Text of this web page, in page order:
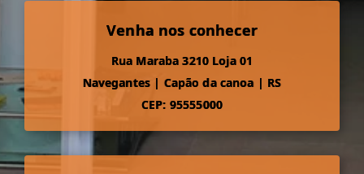
Venha nos conhecer
Rua Maraba 3210 Loja 01
Navegantes | Capão da canoa | RS
CEP: 95555000